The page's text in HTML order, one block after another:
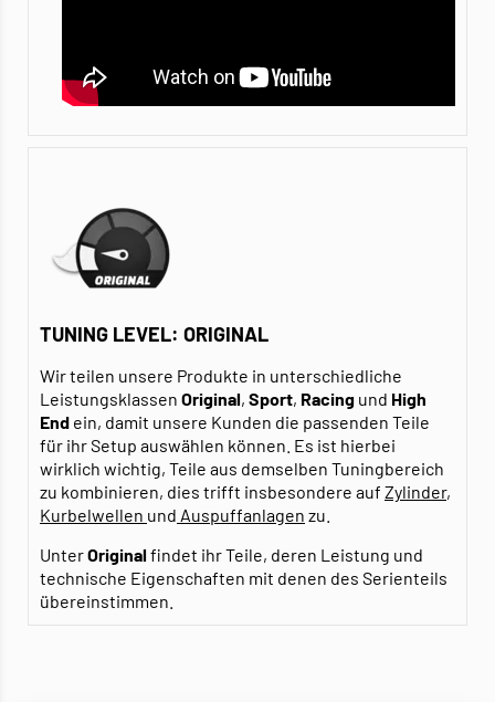
TUNING LEVEL: ORIGINAL
Wir teilen unsere Produkte in unterschiedliche
Leistungsklassen Original, Sport, Racing und High
End ein, damit unsere Kunden die passenden Teile
für ihr Setup auswählen können. Es ist hierbei
wirklich wichtig, Teile aus demselben Tuningbereich
zu kombinieren, dies trifft insbesondere auf Zylinder,
Kurbelwellen und Auspuffanlagen zu.
UnterOriginalfindet ihr Teile, deren Leistung und
technische Eigenschaften mit denen des Serienteils
übereinstimmen.